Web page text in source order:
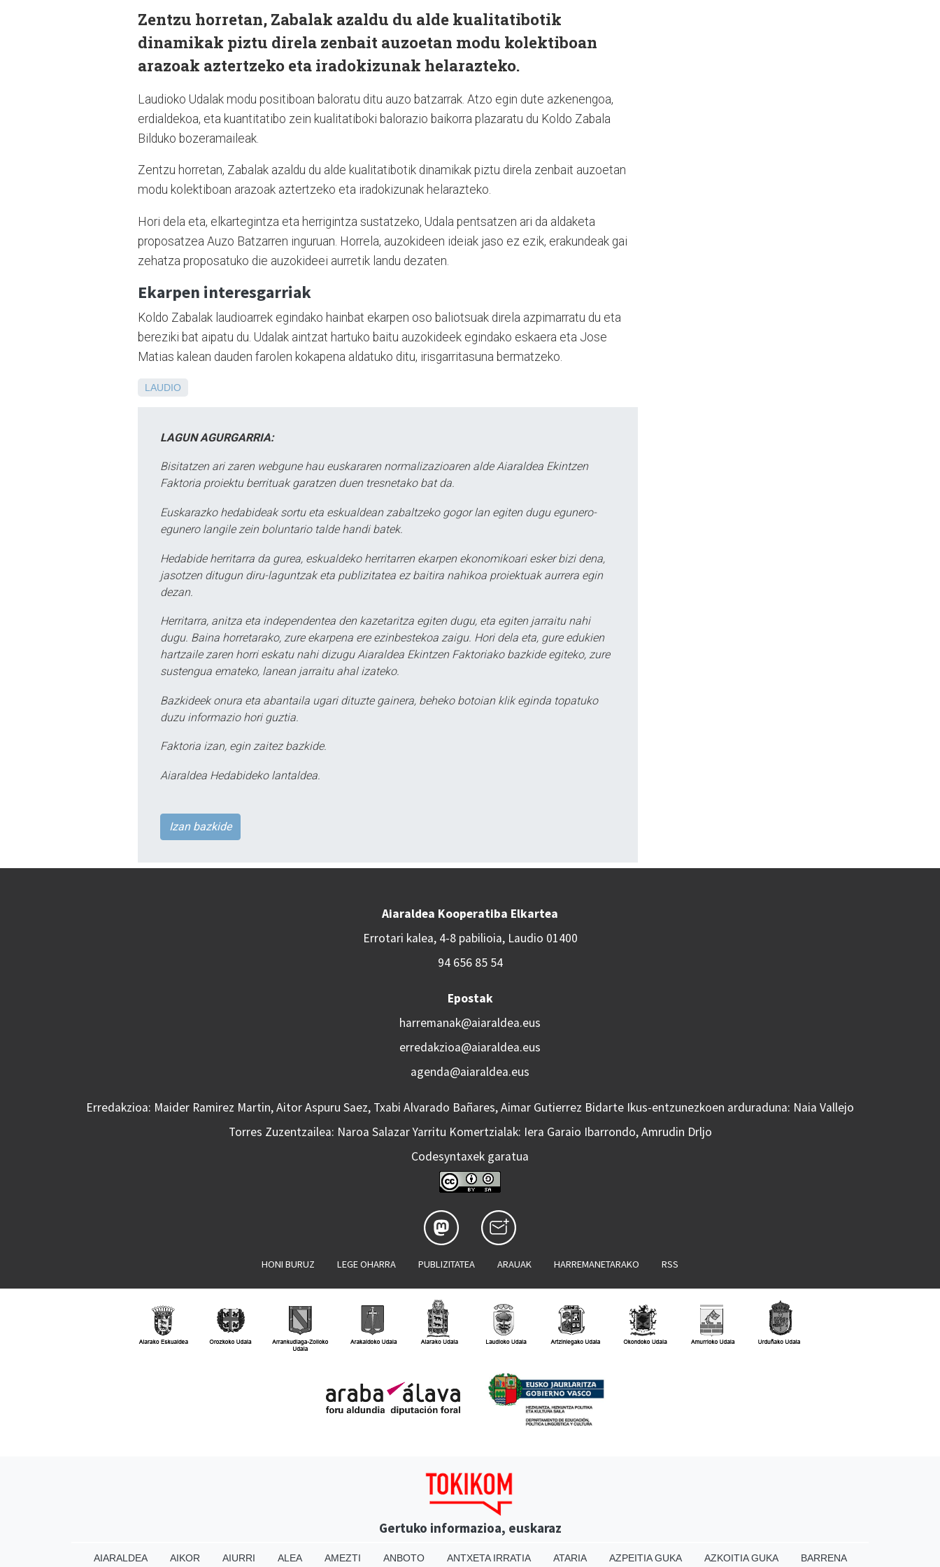
Zentzu horretan, Zabalak azaldu du alde kualitatibotik
dinamikak piztu direla zenbait auzoetan modu kolektiboan
arazoak aztertzeko eta iradokizunak helarazteko.
Laudioko Udalak modu positiboan baloratu ditu auzo batzarrak. Atzo egin dute azkenengoa,
erdialdekoa, eta kuantitatibo zein kualitatiboki balorazio baikorra plazaratu du Koldo Zabala
Bilduko bozeramaileak.
Zentzu horretan, Zabalak azaldu du alde kualitatibotik dinamikak piztu direla zenbait auzoetan
modu kolektiboan arazoak aztertzeko eta iradokizunak helarazteko.
Hori dela eta, elkartegintza eta herrigintza sustatzeko, Udala pentsatzen ari da aldaketa
proposatzea Auzo Batzarren inguruan. Horrela, auzokideen ideiak jaso ez ezik, erakundeak gai
zehatza proposatuko die auzokideei aurretik landu dezaten.
Ekarpen interesgarriak
Koldo Zabalak laudioarrek egindako hainbat ekarpen oso baliotsuak direla azpimarratu du eta
bereziki bat aipatu du. Udalak aintzat hartuko baitu auzokideek egindako eskaera eta Jose
Matias kalean dauden farolen kokapena aldatuko ditu, irisgarritasuna bermatzeko.
LAUDIO
LAGUN AGURGARRIA:
Bisitatzen ari zaren webgune hau euskararen normalizazioaren alde Aiaraldea Ekintzen
Faktoria proiektu berrituak garatzen duen tresnetako bat da.
Euskarazko hedabideak sortu eta eskualdean zabaltzeko gogor lan egiten dugu egunero-
egunero langile zein boluntario talde handi batek.
Hedabide herritarra da gurea, eskualdeko herritarren ekarpen ekonomikoari esker bizi dena,
jasotzen ditugun diru-laguntzak eta publizitatea ez baitira nahikoa proiektuak aurrera egin
dezan.
Herritarra, anitza eta independentea den kazetaritza egiten dugu, eta egiten jarraitu nahi
dugu. Baina horretarako, zure ekarpena ere ezinbestekoa zaigu. Hori dela eta, gure edukien
hartzaile zaren horri eskatu nahi dizugu Aiaraldea Ekintzen Faktoriako bazkide egiteko, zure
sustengua emateko, lanean jarraitu ahal izateko.
Bazkideek onura eta abantaila ugari dituzte gainera, beheko botoian klik eginda topatuko
duzu informazio hori guztia.
Faktoria izan, egin zaitez bazkide.
Aiaraldea Hedabideko lantaldea.
Izan bazkide
Aiaraldea Kooperatiba Elkartea
Errotari kalea, 4-8 pabilioia, Laudio 01400
94 656 85 54
Epostak
harremanak@aiaraldea.eus
erredakzioa@aiaraldea.eus
agenda@aiaraldea.eus
Erredakzioa: Maider Ramirez Martin, Aitor Aspuru Saez, Txabi Alvarado Bañares, Aimar Gutierrez Bidarte Ikus-entzunezkoen arduraduna: Naia Vallejo
Torres Zuzentzailea: Naroa Salazar Yarritu Komertzialak: Iera Garaio Ibarrondo, Amrudin Drljo
Codesyntaxek garatua
HONI BURUZ LEGE OHARRA PUBLIZITATEA ARAUAK HARREMANETARAKO RSS
Gertuko informazioa, euskaraz
AIARALDEA AIKOR AIURRI ALEA AMEZTI ANBOTO ANTXETA IRRATIA ATARIA AZPEITIA GUKA AZKOITIA GUKA BARRENA